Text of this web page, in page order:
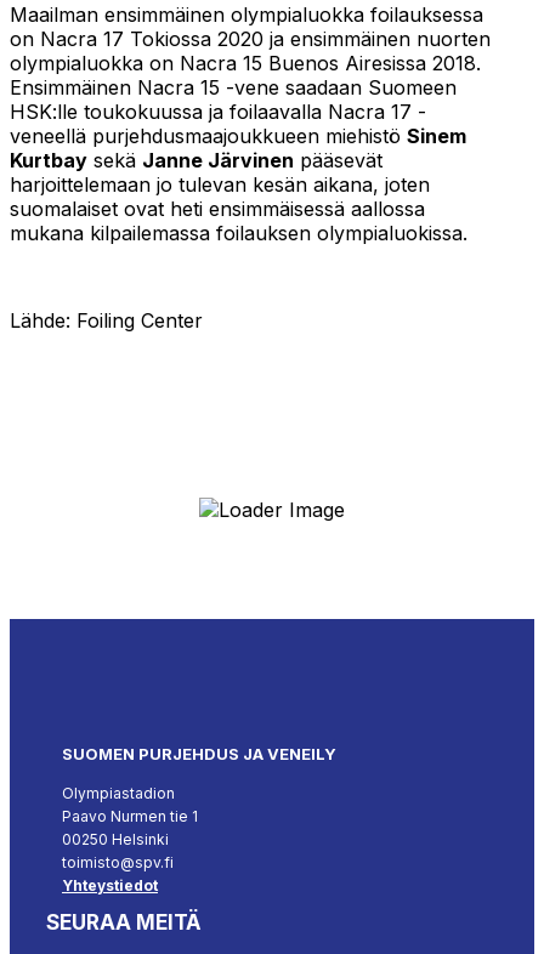
Maailman ensimmäinen olympialuokka foilauksessa
on Nacra 17 Tokiossa 2020 ja ensimmäinen nuorten
olympialuokka on Nacra 15 Buenos Airesissa 2018.
Ensimmäinen Nacra 15 -vene saadaan Suomeen
HSK:lle toukokuussa ja foilaavalla Nacra 17 -
veneellä purjehdusmaajoukkueen miehistö Sinem
Kurtbay sekä Janne Järvinen pääsevät
harjoittelemaan jo tulevan kesän aikana, joten
suomalaiset ovat heti ensimmäisessä aallossa
mukana kilpailemassa foilauksen olympialuokissa.
Lähde: Foiling Center
SUOMEN PURJEHDUS JA VENEILY
Olympiastadion
Paavo Nurmen tie 1
00250 Helsinki
toimisto@spv.fi
Yhteystiedot
SEURAA MEITÄ